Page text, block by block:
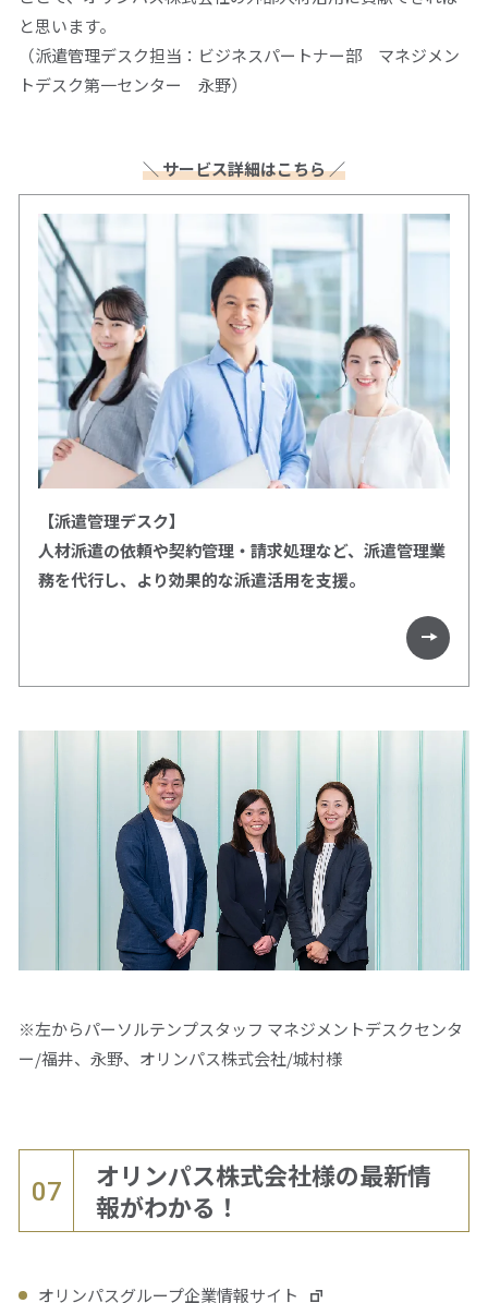
と思います。
（派遣管理デスク担当：ビジネスパートナー部 マネジメン
トデスク第一センター 永野）
＼ サービス詳細はこちら ／
【派遣管理デスク】
人材派遣の依頼や契約管理・請求処理など、派遣管理業
務を代行し、より効果的な派遣活用を支援。
※左からパーソルテンプスタッフ マネジメントデスクセンタ
ー/福井、永野、オリンパス株式会社/城村様
07
オリンパス株式会社様の最新情
報がわかる！
オリンパスグループ企業情報サイト